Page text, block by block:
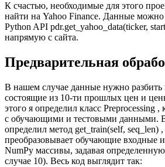
К счастью, необходимые для этого
найти на Yahoo Finance. Данные можно
Python API pdr.get_yahoo_data(ticker,
напрямую с сайта.
Предварительная
В нашем случае данные нужно
состоящие из 10-ти прошлых цен и
этого я определил класс Preprocessing ,
с обучающими и тестовыми данными.
определил метод get_train(self, seq_len)
преобразовывает обучающие входные
NumPy массивы, задавая
случае 10). Весь код выглядит так: